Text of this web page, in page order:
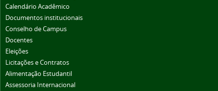
Calendário Acadêmico
Documentos institucionais
Conselho de Campus
Docentes
Eleições
Licitações e Contratos
Alimentação Estudantil
Assessoria Internacional